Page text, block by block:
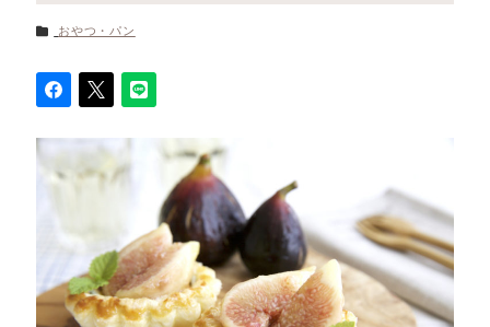
カテゴリー
おやつ・パン